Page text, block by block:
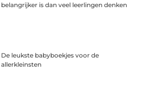
belangrijker is dan veel leerlingen denken
De leukste babyboekjes voor de
allerkleinsten